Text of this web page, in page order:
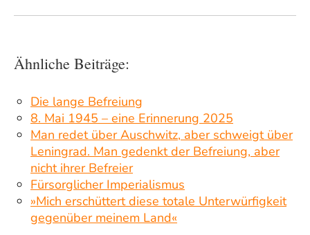
Ähnliche Beiträge:
Die lange Befreiung
8. Mai 1945 – eine Erinnerung 2025
Man redet über Auschwitz, aber schweigt über
Leningrad. Man gedenkt der Befreiung, aber
nicht ihrer Befreier
Fürsorglicher Imperialismus
»Mich erschüttert diese totale Unterwürfigkeit
gegenüber meinem Land«